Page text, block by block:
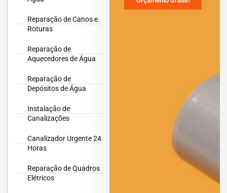
Reparação de Canos e
Roturas
Reparação de
Aquecedores de Água
Reparação de
Depósitos de Água
Instalação de
Canalizações
Canalizador Urgente 24
Horas
Reparação de Quadros
Elétricos